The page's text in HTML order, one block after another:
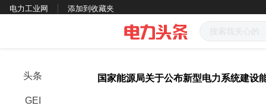
电力工业网 添加到收藏夹
头条
GEI
国家能源局关于公布新型电力系统建设